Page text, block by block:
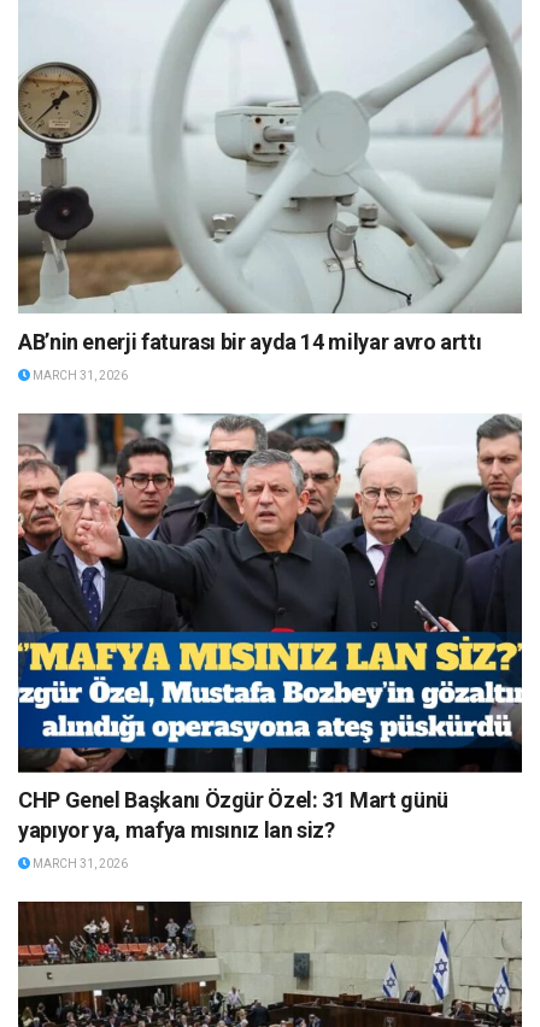
AB’nin enerji faturası bir ayda 14 milyar avro arttı
MARCH 31, 2026
CHP Genel Başkanı Özgür Özel: 31 Mart günü
yapıyor ya, mafya mısınız lan siz?
MARCH 31, 2026